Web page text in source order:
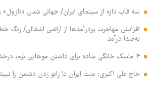
سه قاب تازه از سینمای ایران/ جهانی شدن «نازول»
افزایش مهاجرت پردرآمدها از اراضی اشغالی/ زنگ
به‌صدا درآمد
۴ ماسک خانگی ساده برای داشتن موهایی نرم، درخشان و سالم
حاج علی اکبری: ملت ایران تا زانو زدن دشمن را